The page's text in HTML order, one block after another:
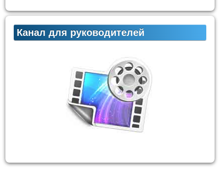
Канал для руководителей